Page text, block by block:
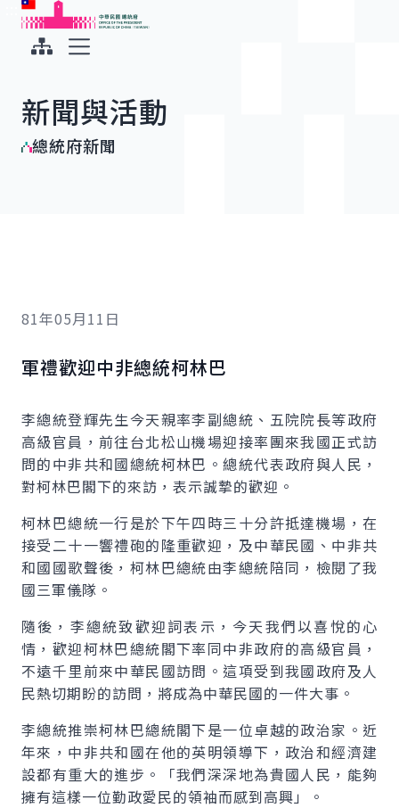
跳到主要內容
中華民國總統府
新聞與活動
總統府新聞
81年05月11日
軍禮歡迎中非總統柯林巴
李總統登輝先生今天親率李副總統、五院院長等政府
高級官員，前往台北松山機場迎接率團來我國正式訪
問的中非共和國總統柯林巴。總統代表政府與人民，
對柯林巴閣下的來訪，表示誠摯的歡迎。
柯林巴總統一行是於下午四時三十分許抵達機場，在
接受二十一響禮砲的隆重歡迎，及中華民國、中非共
和國國歌聲後，柯林巴總統由李總統陪同，檢閱了我
國三軍儀隊。
隨後，李總統致歡迎詞表示，今天我們以喜悅的心
情，歡迎柯林巴總統閣下率同中非政府的高級官員，
不遠千里前來中華民國訪問。這項受到我國政府及人
民熱切期盼的訪問，將成為中華民國的一件大事。
李總統推崇柯林巴總統閣下是一位卓越的政治家。近
年來，中非共和國在他的英明領導下，政治和經濟建
設都有重大的進步。「我們深深地為貴國人民，能夠
擁有這樣一位勤政愛民的領袖而感到高興」。